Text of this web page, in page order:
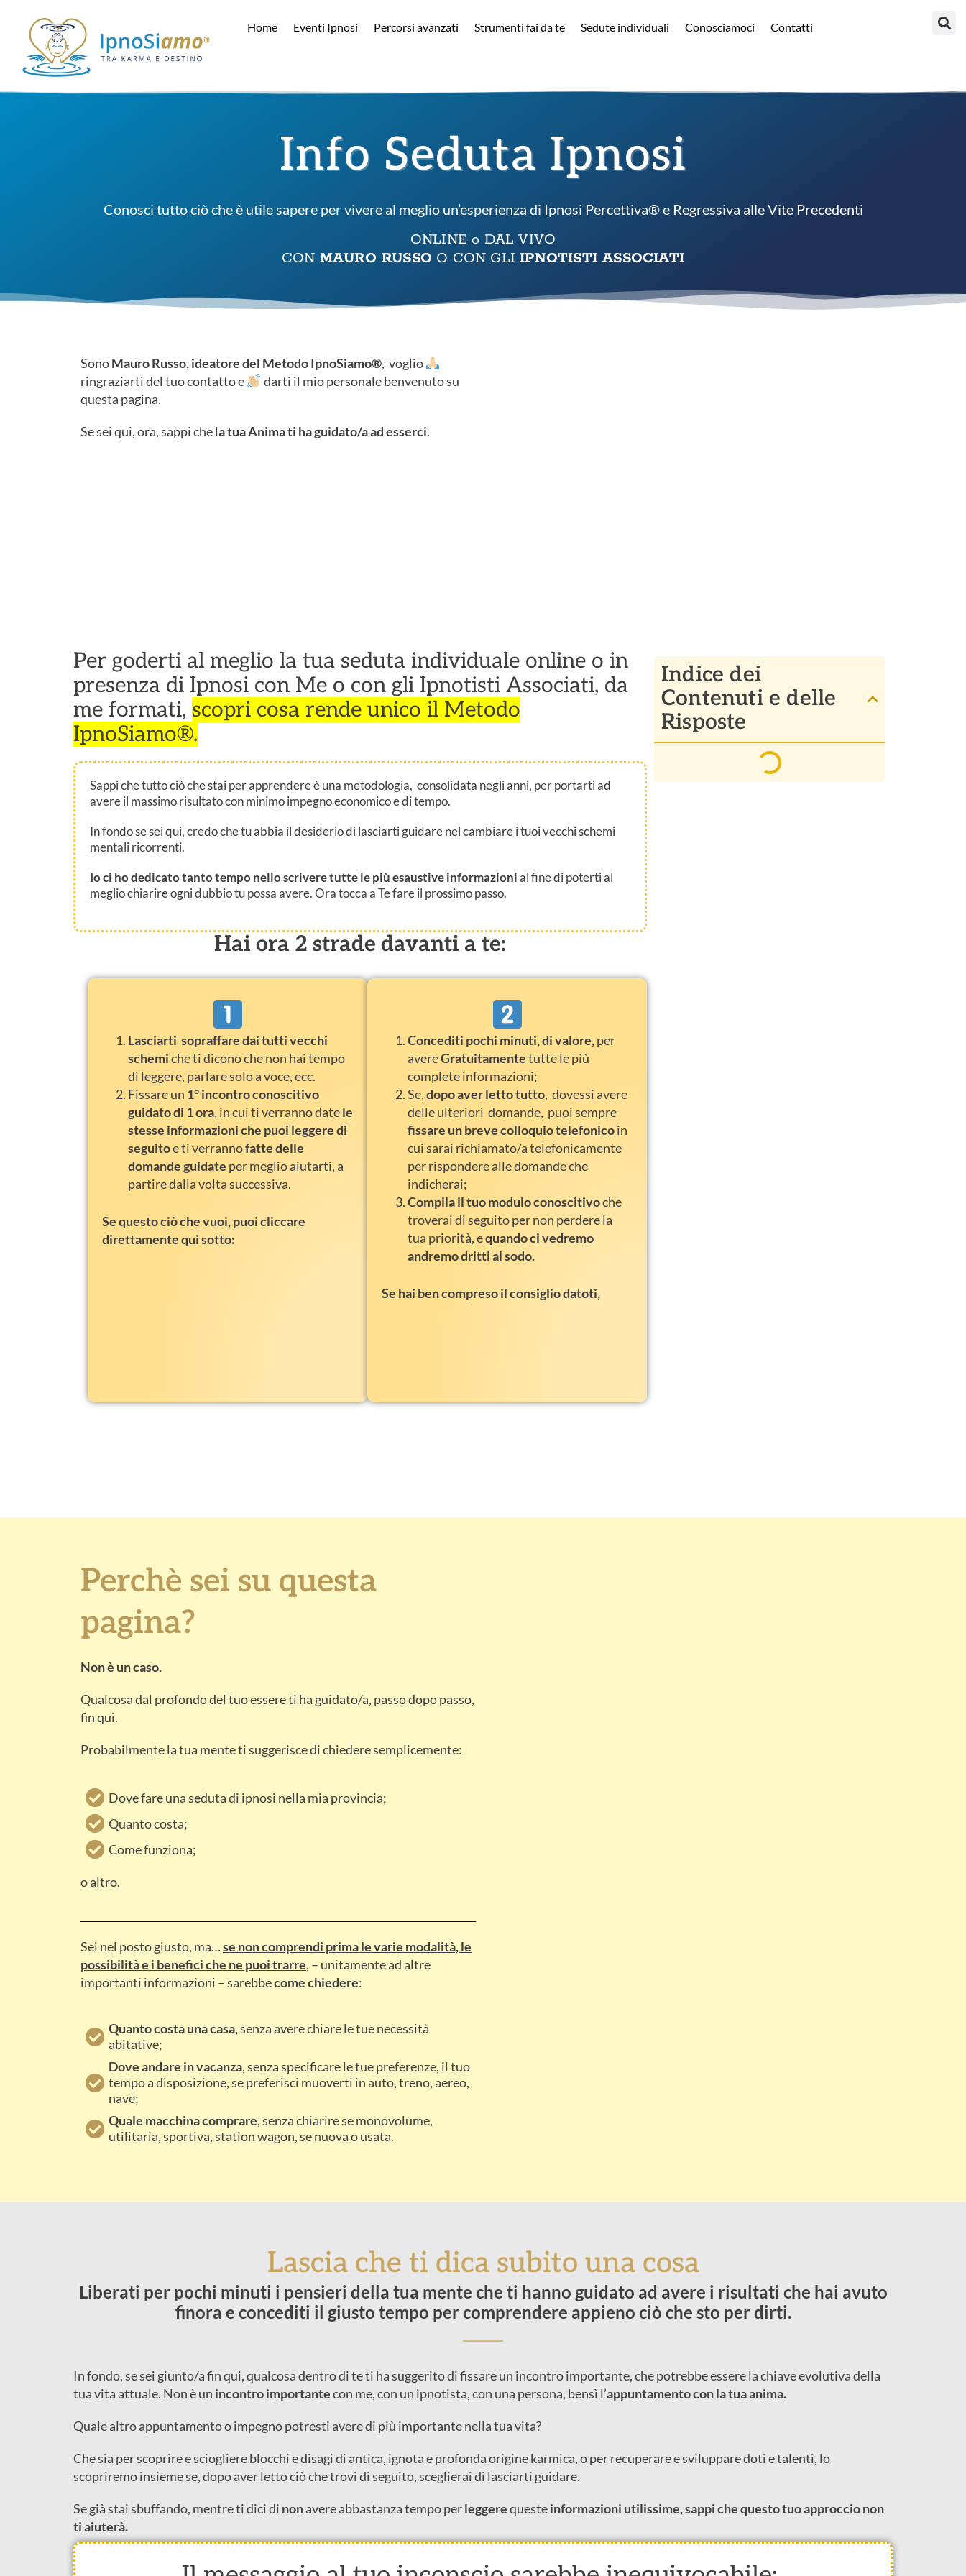
Home Eventi Ipnosi Percorsi avanzati Strumenti fai da te Sedute individuali Conosciamoci Contatti
Info Seduta Ipnosi
Conosci tutto ciò che è utile sapere per vivere al meglio un’esperienza di Ipnosi Percettiva® e Regressiva alle Vite Precedenti
ONLINE o DAL VIVO
CON MAURO RUSSO O CON GLIIPNOTISTI ASSOCIATI
SonoMauro Russo, ideatore del Metodo IpnoSiamo®, voglio
ringraziarti del tuo contatto e
darti il mio personale benvenuto su
questa pagina.
Se sei qui, ora, sappi che la tua Anima ti ha guidato/a ad esserci.
Per goderti al meglio la tua seduta individuale online o in
presenza di Ipnosi con Me o con gli Ipnotisti Associati, da
me formati, scopri cosa rende unico il Metodo
IpnoSiamo®.
Sappi che tutto ciò che stai per apprendere è una metodologia, consolidata negli anni, per portarti ad
avere il massimo risultato con minimo impegno economico e di tempo.
In fondo se sei qui, credo che tu abbia il desiderio di lasciarti guidare nel cambiare i tuoi vecchi schemi
mentali ricorrenti.
Io ci ho dedicato tanto tempo nello scrivere tutte le più esaustive informazionial fine di poterti al
meglio chiarire ogni dubbio tu possa avere. Ora tocca a Te fare il prossimo passo.
Hai ora 2 strade davanti a te:
Lasciarti sopraffare dai tutti vecchi
schemiche ti dicono che non hai tempo
di leggere, parlare solo a voce, ecc.
Fissare un 1° incontro conoscitivo
guidato di 1 ora, in cui ti verranno datele
stesse informazioni che puoi leggere di
seguitoe ti verrannofatte delle
domande guidate per meglio aiutarti, a
partire dalla volta successiva.
Sequesto ciò che vuoi, puoi cliccare
direttamente qui sotto:
Concediti pochi minuti, di valore,per
avereGratuitamentetutte le più
complete informazioni;
Se,dopo aver letto tutto, dovessi avere
delle ulteriori domande, puoi sempre
fissare un breve colloquio telefonicoin
cui sarai richiamato/a telefonicamente
per rispondere alle domande che
indicherai;
Compila il tuo modulo conoscitivoche
troverai di seguito per non perdere la
tua priorità, equando ci vedremo
andremo dritti al sodo.
Se hai ben compreso il consiglio datoti,
Indice dei
Contenuti e delle
Risposte
Perchè sei su questa
pagina?
Non è un caso.
Qualcosa dal profondo del tuo essere ti ha guidato/a, passo dopo passo,
fin qui.
Probabilmente la tua mente ti suggerisce di chiedere semplicemente:
Dove fare una seduta di ipnosi nella mia provincia;
Quanto costa;
Come funziona;
o altro.
Sei nel posto giusto, ma…se non comprendi prima le varie modalità, le
possibilità e i benefici che ne puoi trarre, – unitamente ad altre
importanti informazioni – sarebbecome chiedere:
Quanto costa una casa,senza avere chiare le tue necessità
abitative;
Dove andare in vacanza, senza specificare le tue preferenze, il tuo
tempo a disposizione, se preferisci muoverti in auto, treno, aereo,
nave;
Quale macchina comprare, senza chiarire se monovolume,
utilitaria, sportiva, station wagon, se nuova o usata.
Lascia che ti dica subito una cosa
Liberati per pochi minuti i pensieri della tua mente che ti hanno guidato ad avere i risultati che hai avuto
finora e concediti il giusto tempo per comprendere appieno ciò che sto per dirti.
In fondo, se sei giunto/a fin qui, qualcosa dentro di te ti ha suggerito di fissare un incontro importante, che potrebbe essere la chiave evolutiva della
tua vita attuale. Non è un incontro importantecon me, con un ipnotista, con una persona, bensì l’appuntamentocon la tua anima.
Quale altro appuntamento o impegno potresti avere di più importante nella tua vita?
Che sia per scoprire e sciogliere blocchi e disagi di antica, ignota e profonda origine karmica, o per recuperare e sviluppare doti e talenti, lo
scopriremo insiemese, dopo aver letto ciò che trovi di seguito, sceglierai di lasciarti guidare.
Se già stai sbuffando, mentre ti dici di nonavere abbastanza tempo perleggerequesteinformazioni utilissime, sappi che questo tuo approccio non
ti aiuterà.